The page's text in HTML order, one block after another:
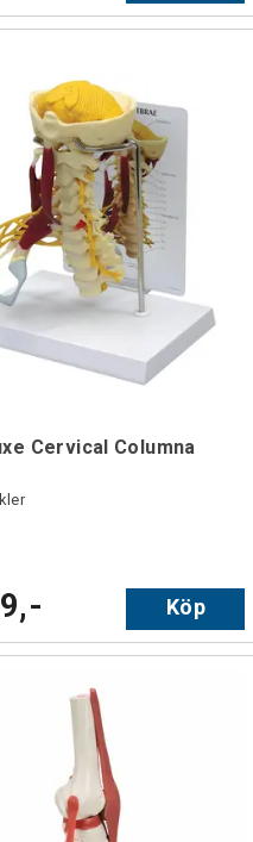
Cervical Columna
Köp